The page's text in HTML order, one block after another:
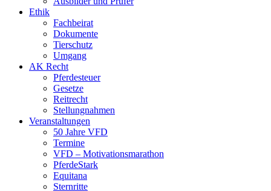
Ethik
Fachbeirat
Dokumente
Tierschutz
Umgang
AK Recht
Pferdesteuer
Gesetze
Reitrecht
Stellungnahmen
Veranstaltungen
50 Jahre VFD
Termine
VFD – Motivationsmarathon
PferdeStark
Equitana
Sternritte